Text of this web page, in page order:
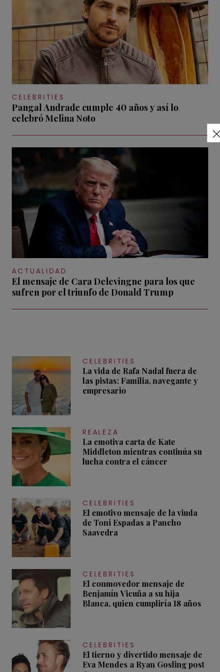
CELEBRITIES
Pangal Andrade cumple 40 años y así lo
celebró Melina Noto
ACTUALIDAD
El mensaje de Cara Delevingne para los que
sufren por el triunfo de Donald Trump
CELEBRITIES
La vida de Rafa Nadal fuera de
las pistas: Familia, navegante y
empresario
REALEZA
La emotiva carta de Kate
Middleton mientras continúa su
lucha contra el cáncer
CELEBRITIES
El emotivo mensaje de la viuda
de Toni Espadas a Pancho
Saavedra
CELEBRITIES
El conmovedor mensaje de
Benjamín Vicuña a su hija
Blanca, quien cumpliría 18 años
CELEBRITIES
El tierno y divertido mensaje de
Eva Mendes a Ryan Gosling post